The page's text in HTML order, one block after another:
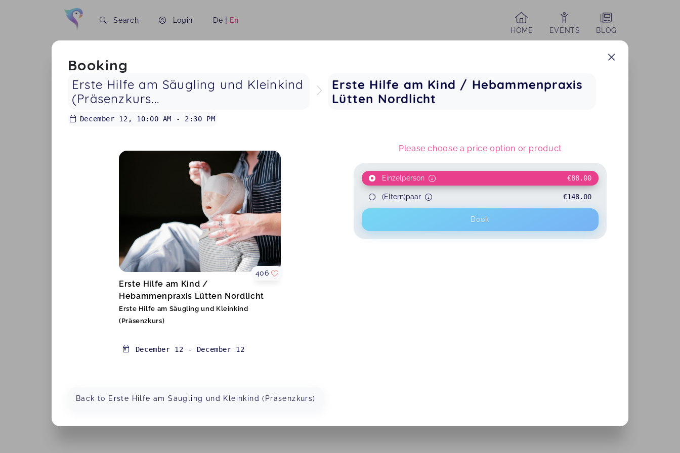
Search Login De | En
HOME
EVENTS BLOG
Booking
Erste Hilfe am Säugling und Kleinkind
(Präsenzkurs...
Erste Hilfe am Kind / Hebammenpraxis
Lütten Nordlicht
December 12 , 10:00 AM - 2:30 PM
Erste Hilfe am Kind /
Hebammenpraxis Lütten Nordlicht
Erste Hilfe am Säugling und Kleinkind
(Präsenzkurs)
406
December 12 - December 12
Please choose a price option or product
Einzelperson €88.00
(Eltern)paar €148.00
Book
Back to Erste Hilfe am Säugling und Kleinkind (Präsenzkurs)